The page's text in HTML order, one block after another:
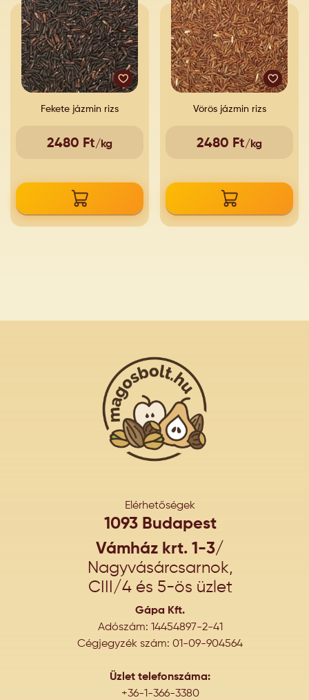
Fekete jázmin rizs
2480 Ft/kg
Vörös jázmin rizs
2480 Ft/kg
Elérhetőségek
1093 Budapest
Vámház krt. 1-3/
Nagyvásárcsarnok,
CIII/4 és 5-ös üzlet
Gápa Kft.
Adószám: 14454897-2-41
Cégjegyzék szám: 01-09-904564
Üzlet telefonszáma:
+36-1-366-3380